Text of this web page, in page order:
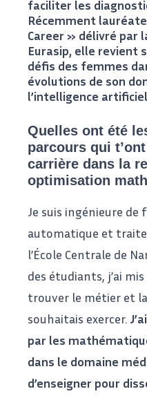
faciliter les
Récemment
Career » délivré par
Eurasip, elle revient
défis des femmes
évolutions de son
l’intelligence
Quelles ont été
parcours qui
carrière dans la
optimisation
Je suis ingénieure
automatique et
l’École Centrale de
des étudiants, j’ai
trouver le métier et
souhaitais exercer.
par les
dans le domaine
d’enseigner pour